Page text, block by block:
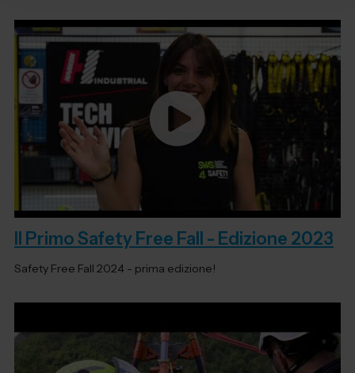
Il Primo Safety Free Fall - Edizione 2023
Safety Free Fall 2024 - prima edizione!